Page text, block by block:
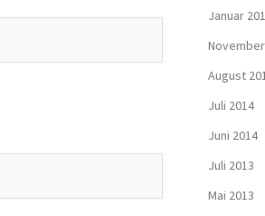
Januar
August
Juli 2014
Juni 2014
Juli 2013
Mai 2013